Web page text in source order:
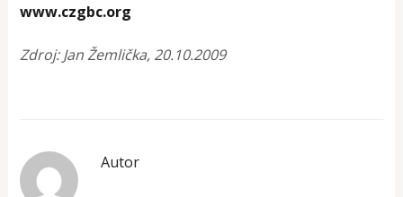
www.czgbc.org
Zdroj: Jan Žemlička, 20.10.2009
Autor